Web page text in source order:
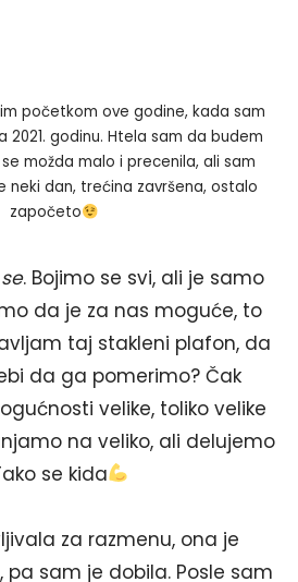
početkom ove godine, kada sam
2021. godinu. Htela sam da budem
možda malo i precenila, ali sam
neki dan, trećina završena, ostalo
započeto
. Bojimo se svi, ali je samo
da je za nas moguće, to
taj stakleni plafon, da
da ga pomerimo? Čak
velike, toliko velike
na veliko, ali delujemo
se kida
za razmenu, ona je
sam je dobila. Posle sam